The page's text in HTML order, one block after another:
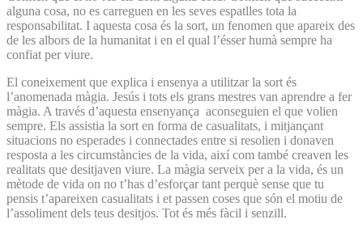
alguna cosa, no es carreguen en les seves espatlles tota la
responsabilitat. I aquesta cosa és la sort, un fenomen que apareix des
de les albors de la humanitat i en el qual l’ésser humà sempre ha
confiat per viure.
El coneixement que explica i ensenya a utilitzar la sort és
l’anomenada màgia. Jesús i tots els grans mestres van aprendre a fer
màgia. A través d’aquesta ensenyança aconseguien el que volien
sempre. Els assistia la sort en forma de casualitats, i mitjançant
situacions no esperades i connectades entre si resolien i donaven
resposta a les circumstàncies de la vida, així com també creaven les
realitats que desitjaven viure. La màgia serveix per a la vida, és un
mètode de vida on no t’has d’esforçar tant perquè sense que tu
pensis t’apareixen casualitats i et passen coses que són el motiu de
l’assoliment dels teus desitjos. Tot és més fàcil i senzill.